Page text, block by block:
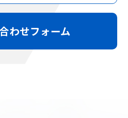
わせフォーム